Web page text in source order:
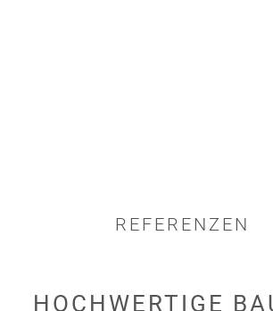
REFERENZEN
HOCHWERTIGE